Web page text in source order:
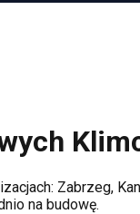
Zabrzeg,
na budowę.